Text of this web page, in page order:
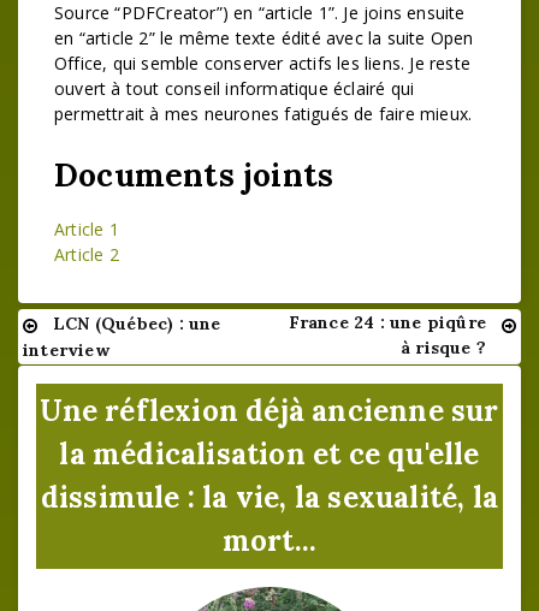
Source “PDFCreator”) en “article 1”. Je joins ensuite
en “article 2” le même texte édité avec la suite Open
Office, qui semble conserver actifs les liens. Je reste
ouvert à tout conseil informatique éclairé qui
permettrait à mes neurones fatigués de faire mieux.
Documents joints
Article 1
Article 2
Navigation
de
l’article
LCN (Québec) : une
interview
France 24 : une piqûre
à risque ?
Une réflexion déjà ancienne sur
la médicalisation et ce qu'elle
dissimule : la vie, la sexualité, la
mort...